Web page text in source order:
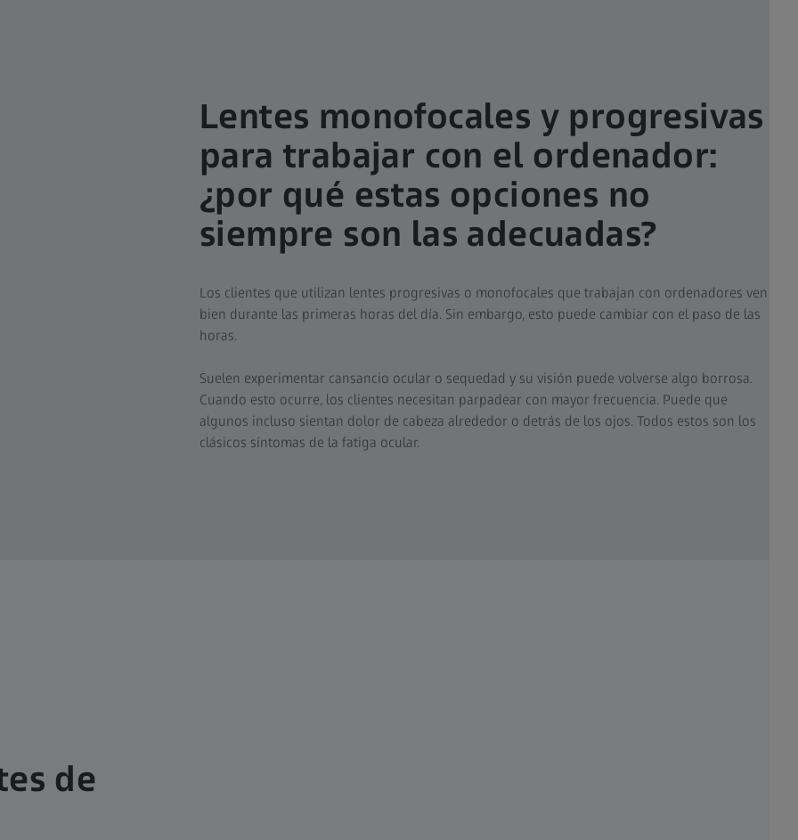
Lentes monofocales y progresivas
para trabajar con el ordenador:
¿por qué estas opciones no
siempre son las adecuadas?
Los clientes que utilizan lentes progresivas o monofocales que trabajan con ordenadores ven
bien durante las primeras horas del día. Sin embargo, esto puede cambiar con el paso de las
horas.
Suelen experimentar cansancio ocular o sequedad y su visión puede volverse algo borrosa.
Cuando esto ocurre, los clientes necesitan parpadear con mayor frecuencia. Puede que
algunos incluso sientan dolor de cabeza alrededor o detrás de los ojos. Todos estos son los
clásicos síntomas de la fatiga ocular.
de